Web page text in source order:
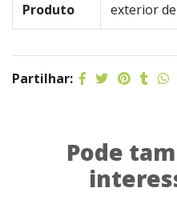
Produto
exterior
Partilhar:
Pode